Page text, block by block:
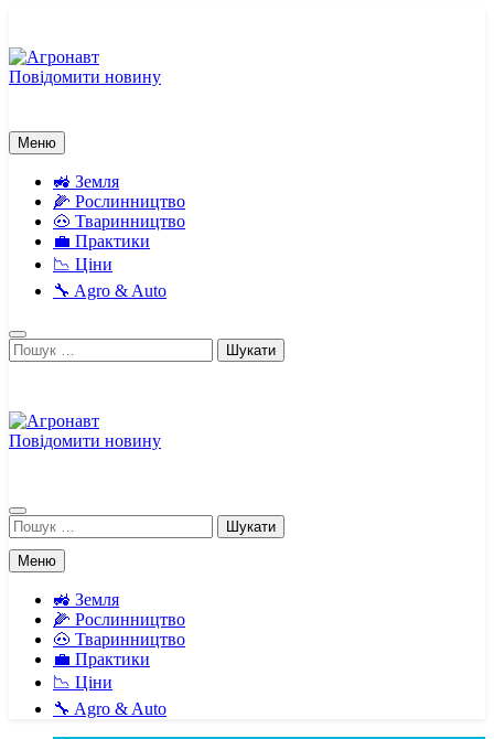
вмісту
Повідомити новину
Меню
🚜 Земля
🌽 Рослинництво
🐽 Тваринництво
💼 Практики
📉 Ціни
🔧 Agro & Auto
Пошук:
Повідомити новину
Пошук:
Меню
🚜 Земля
🌽 Рослинництво
🐽 Тваринництво
💼 Практики
📉 Ціни
🔧 Agro & Auto